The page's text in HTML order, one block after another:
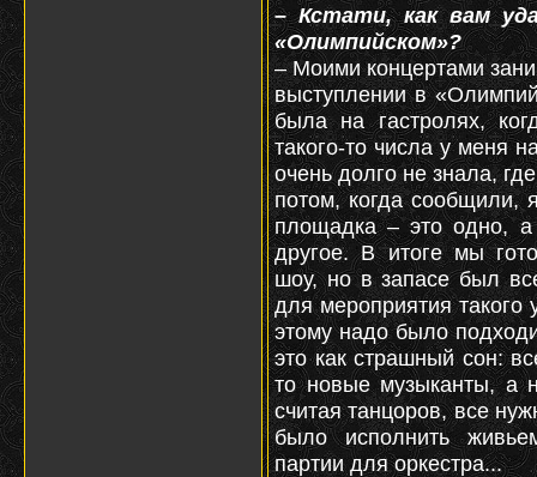
– Кстати, как вам
«Олимпийском»?
– Моими концертами
выступлении в
была на гастролях,
такого-то числа у меня
очень долго не знала,
потом, когда сообщили,
площадка – это одно,
другое. В итоге мы
шоу, но в запасе был
для мероприятия такого
этому надо было
это как страшный сон:
то новые музыканты, а
считая танцоров, все
было исполнить
партии для оркестра...